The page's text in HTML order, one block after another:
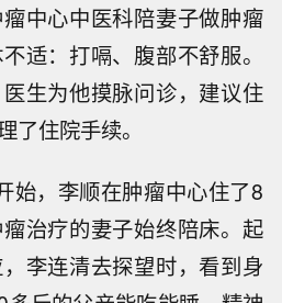
中心中医科陪妻子做肿瘤
适：打嗝、腹部不舒服。
生为他摸脉问诊，建议住
了住院手续。
始，李顺在肿瘤中心住了8
治疗的妻子始终陪床。起
李连清去探望时，看到身